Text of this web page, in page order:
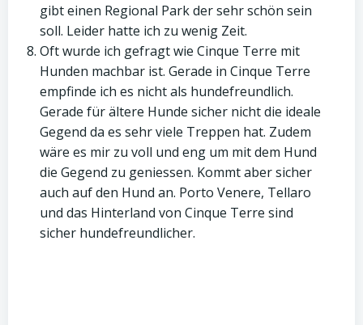
gibt einen Regional Park der sehr schön sein
soll. Leider hatte ich zu wenig Zeit.
Oft wurde ich gefragt wie Cinque Terre mit
Hunden machbar ist. Gerade in Cinque Terre
empfinde ich es nicht als hundefreundlich.
Gerade für ältere Hunde sicher nicht die ideale
Gegend da es sehr viele Treppen hat. Zudem
wäre es mir zu voll und eng um mit dem Hund
die Gegend zu geniessen. Kommt aber sicher
auch auf den Hund an. Porto Venere, Tellaro
und das Hinterland von Cinque Terre sind
sicher hundefreundlicher.